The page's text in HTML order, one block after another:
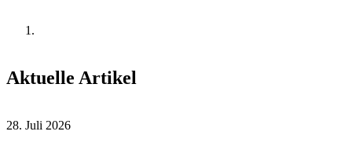
Aktuelle Artikel
28. Juli 2026